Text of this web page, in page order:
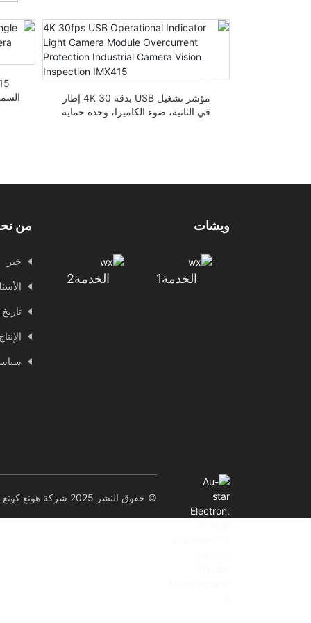
مؤشر تشغيل USB بدقة 4K 30 إطار
في الثانية، ضوء الكاميرا، وحدة حماية
ويشات
الخدمة1 الخدمة2
من
خبر
© حقوق النشر 2025 شركة هونغ كونغ أو-ستار إلكترون تكنولوجي المحدودة. جميع الحقوق محفوظة.